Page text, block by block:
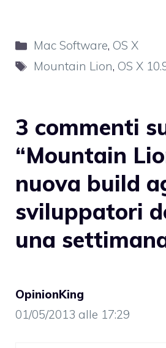
Categorie
Mac Software, OS X
Tag
Mountain Lion, OS X
3 commenti
“Mountain
nuova build
sviluppatori
una
OpinionKing
01/05/2013 alle 17:29